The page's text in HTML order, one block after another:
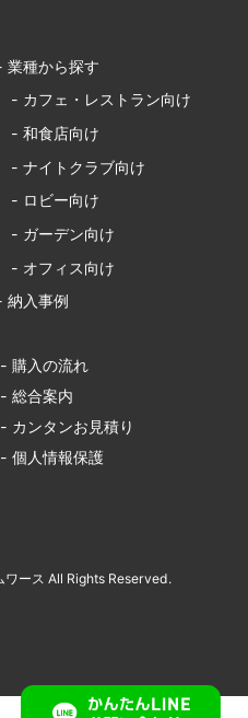
業種から探す
- カフェ・レストラン向け
- 和食店向け
- ナイトクラブ向け
- ロビー向け
- ガーデン向け
- オフィス向け
納入事例
- 購入の流れ
- 総合案内
- カンタンお見積り
- 個人情報保護
ース All Rights Reserved.